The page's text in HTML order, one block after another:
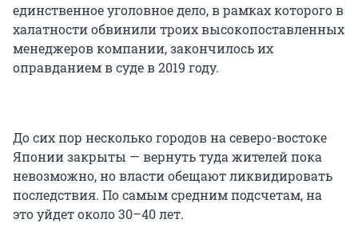
единственное уголовное дело, в рамках которого в
халатности обвинили троих высокопоставленных
менеджеров компании, закончилось их
оправданием в суде в 2019 году.
До сих пор несколько городов на северо-востоке
Японии закрыты — вернуть туда жителей пока
невозможно, но власти обещают ликвидировать
последствия. По самым средним подсчетам, на
это уйдет около 30–40 лет.